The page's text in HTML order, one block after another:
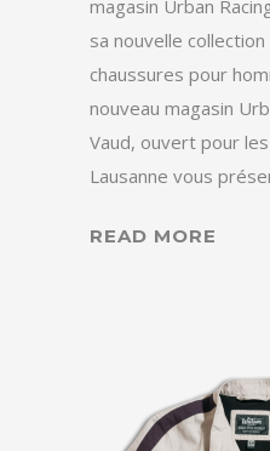
magasin Urban
sa nouvelle
chaussures pour
nouveau magasin
Vaud, ouvert pour
Lausanne vous
READ MORE